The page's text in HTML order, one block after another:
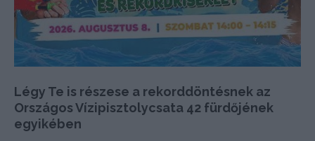
Légy Te is részese a rekorddöntésnek az
Országos Vízipisztolycsata 42 fürdőjének
egyikében